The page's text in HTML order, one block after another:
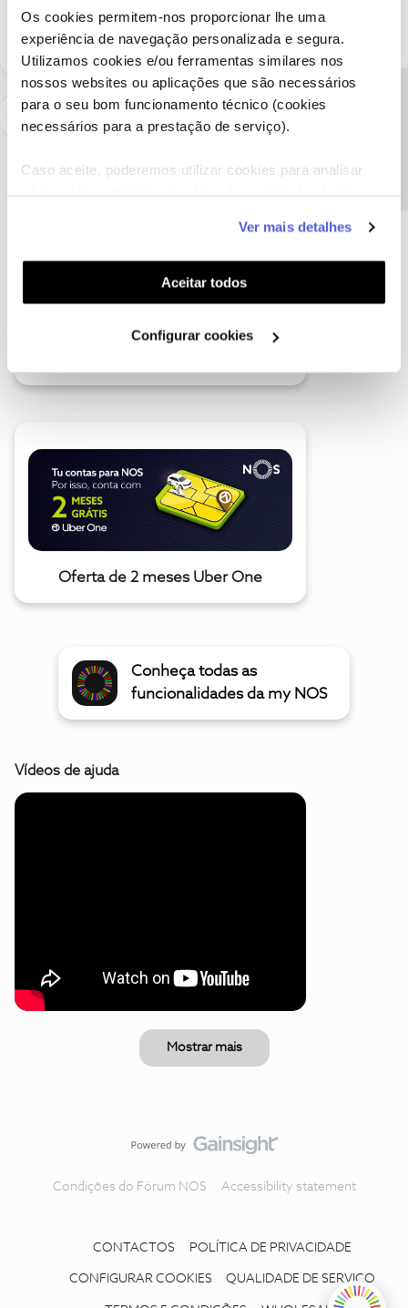
Os cookies permitem-nos proporcionar lhe uma
experiência de navegação personalizada e segura.
Utilizamos cookies e/ou ferramentas similares nos
nossos websites ou aplicações que são necessários
para o seu bom funcionamento técnico (cookies
necessários para a prestação de serviço).
Caso aceite, poderemos utilizar cookies para analisar
funcionalidades (cookies de personalização e
funcionalidade) e adaptar anúncios aos seus interesses
(cookies de publicidade personalizada). Pode gerir a
utilização dos cookies clicando em "Configurar
Ver mais detalhes
Aceitar todos
Configurar cookies
P 1 pessoa gostou
Oferta de 2 meses Uber One
Conheça todas as
funcionalidades da my NOS
Vídeos de ajuda
Mostrar mais
Condições do Fórum NOS Accessibility statement
CONTACTOS POLÍTICA DE PRIVACIDADE
CONFIGURAR COOKIES QUALIDADE DE SERVIÇO